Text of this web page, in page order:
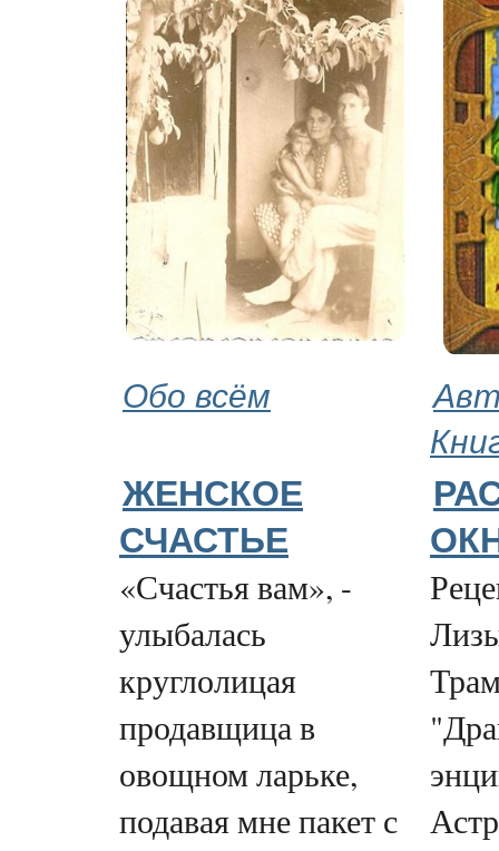
Обо всём
ЖЕНСКОЕ
СЧАСТЬЕ
«Счастья вам», -
улыбалась
круглолицая
продавщица в
овощном ларьке,
подавая мне пакет с